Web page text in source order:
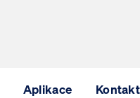
Aplikace